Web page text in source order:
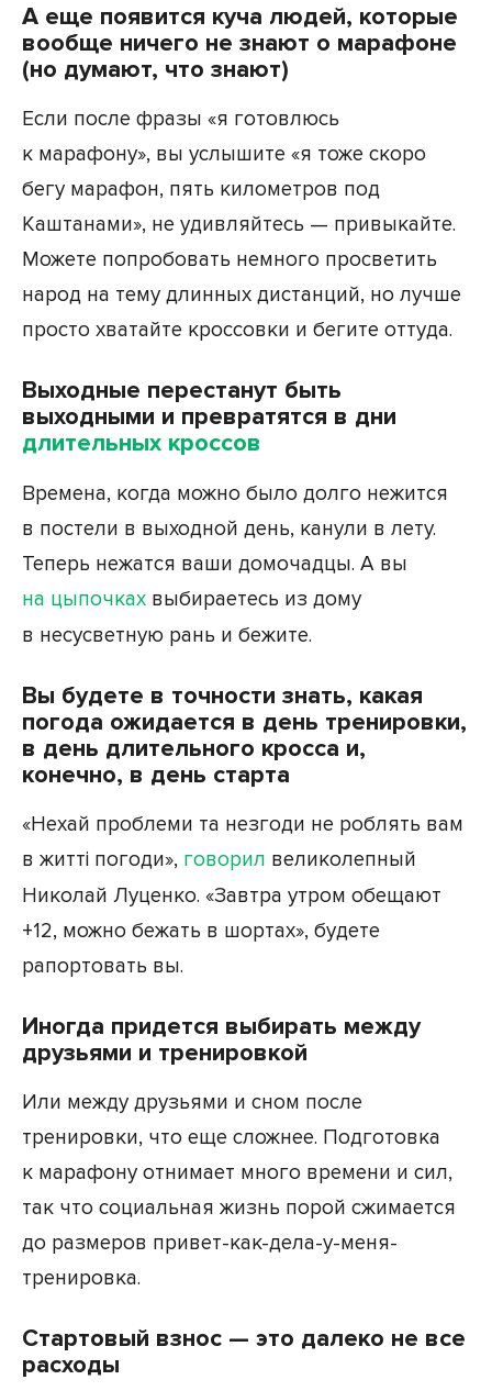
А еще появится куча людей, которые
вообще ничего не знают о марафоне
(но думают, что знают)
Если после фразы «я готовлюсь
к марафону», вы услышите «я тоже скоро
бегу марафон, пять километров под
Каштанами», не удивляйтесь — привыкайте.
Можете попробовать немного просветить
народ на тему длинных дистанций, но лучше
просто хватайте кроссовки и бегите оттуда.
Выходные перестанут быть
выходными и превратятся в дни
длительных кроссов
Времена, когда можно было долго нежится
в постели в выходной день, канули в лету.
Теперь нежатся ваши домочадцы. А вы
на цыпочках выбираетесь из дому
в несусветную рань и бежите.
Вы будете в точности знать, какая
погода ожидается в день тренировки,
в день длительного кросса и,
конечно, в день старта
«Нехай проблеми та незгоди не роблять вам
в житті погоди», говорил великолепный
Николай Луценко. «Завтра утром обещают
+12, можно бежать в шортах», будете
рапортовать вы.
Иногда придется выбирать между
друзьями и тренировкой
Или между друзьями и сном после
тренировки, что еще сложнее. Подготовка
к марафону отнимает много времени и сил,
так что социальная жизнь порой сжимается
до размеров привет-как-дела-у-меня-
тренировка.
Стартовый взнос — это далеко не все
расходы